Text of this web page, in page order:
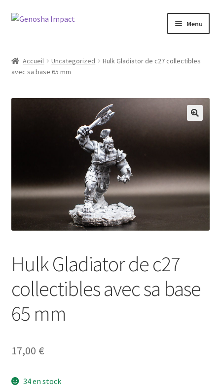
Aller
navigation
Aller
Menu
Cart
Checkout
Accueil Uncategorized
Hulk Gladiator de c27 collectibles
avec sa base 65 mm
Hulk Gladiator de c27
collectibles avec sa base
65 mm
17,00 €
34 en stock